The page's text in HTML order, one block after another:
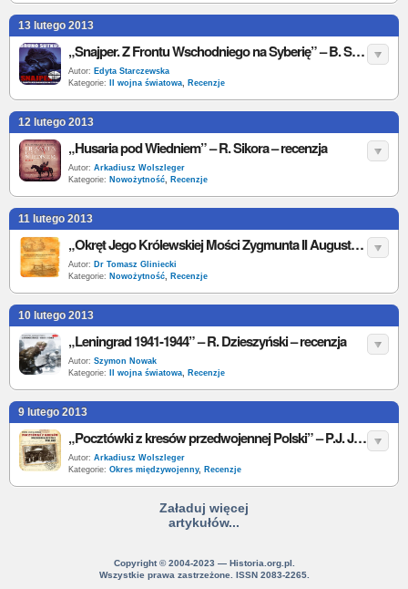
13 lutego 2013
„Snajper. Z Frontu Wschodniego na Syberię” – B. Sutkus – recenzja
Autor: Edyta Starczewska
Kategorie:
II wojna światowa, Recenzje
12 lutego 2013
„Husaria pod Wiedniem” – R. Sikora – recenzja
Autor: Arkadiusz Wolszleger
Kategorie: Nowożytność, Recenzje
11 lutego 2013
„Okręt Jego Królewskiej Mości Zygmunta II Augusta...” - B.A. Kuliński - recenzja
Autor: Dr Tomasz Gliniecki
Kategorie: Nowożytność, Recenzje
10 lutego 2013
„Leningrad 1941-1944” – R. Dzieszyński – recenzja
Autor: Szymon Nowak
Kategorie:
II wojna światowa, Recenzje
9 lutego 2013
„Pocztówki z kresów przedwojennej Polski” – P.J. Jamski – recenzja
Autor: Arkadiusz Wolszleger
Kategorie: Okres międzywojenny, Recenzje
Załaduj więcej
artykułów...
Copyright © 2004-2023 — Historia.org.pl.
Wszystkie prawa zastrzeżone. ISSN 2083-2265.